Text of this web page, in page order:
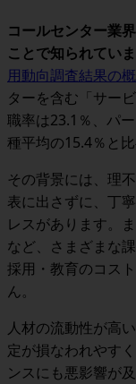
コールセンター業
ことで知られていま
用動向調査結果の
ターを含む「サー
職率は23.1％、パ
種平均の15.4％と
その背景には、理
表に出さずに、丁
レスがあります。
など、さまざまな
採用・教育のコス
ん。
人材の流動性が高
定が損なわれやす
ンスにも悪影響が及